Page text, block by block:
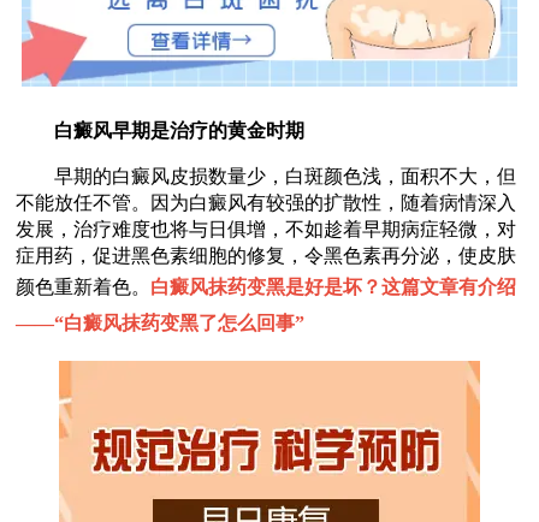
白癜风早期是治疗的黄金时期
早期的白癜风皮损数量少，白斑颜色浅，面积不大，但
不能放任不管。因为白癜风有较强的扩散性，随着病情深入
发展，治疗难度也将与日俱增，不如趁着早期病症轻微，对
症用药，促进黑色素细胞的修复，令黑色素再分泌，使皮肤
颜色重新着色。 白癜风抹药变黑是好是坏？这篇文章有介绍
——“白癜风抹药变黑了怎么回事”